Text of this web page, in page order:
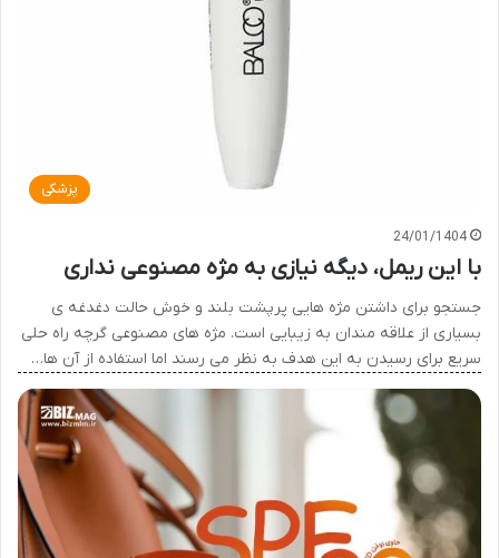
پزشکی
24/01/1404
با این ریمل، دیگه نیازی به مژه مصنوعی نداری
جستجو برای داشتن مژه هایی پرپشت بلند و خوش حالت دغدغه ی
بسیاری از علاقه مندان به زیبایی است. مژه های مصنوعی گرچه راه حلی
سریع برای رسیدن به این هدف به نظر می رسند اما استفاده از آن ها…